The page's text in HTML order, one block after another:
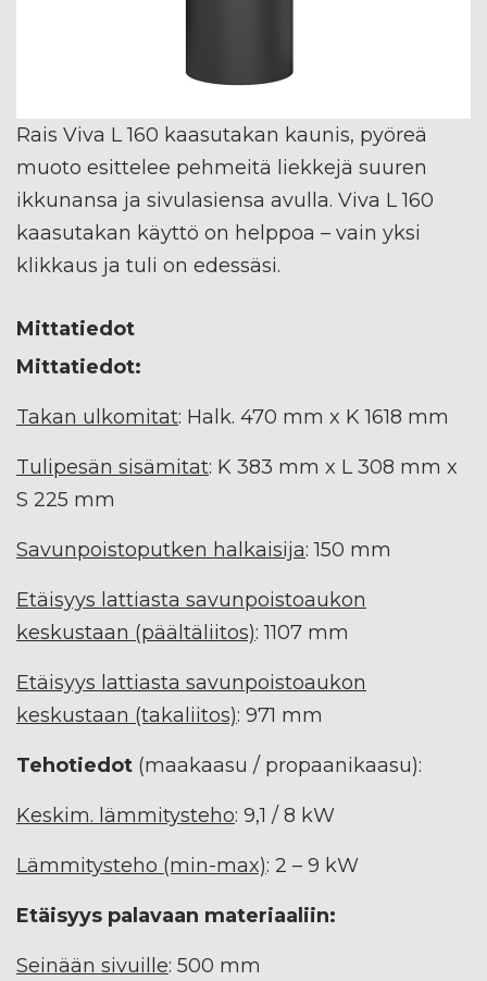
Rais Viva L 160 kaasutakan kaunis, pyöreä
muoto esittelee pehmeitä liekkejä suuren
ikkunansa ja sivulasiensa avulla. Viva L 160
kaasutakan käyttö on helppoa – vain yksi
klikkaus ja tuli on edessäsi.
Mittatiedot
Mittatiedot:
Takan ulkomitat: Halk. 470 mm x K 1618 mm
Tulipesän sisämitat: K 383 mm x L 308 mm x
S 225 mm
Savunpoistoputken halkaisija: 150 mm
Etäisyys lattiasta savunpoistoaukon
keskustaan (päältäliitos): 1107 mm
Etäisyys lattiasta savunpoistoaukon
keskustaan (takaliitos): 971 mm
Tehotiedot (maakaasu / propaanikaasu):
Keskim. lämmitysteho: 9,1 / 8 kW
Lämmitysteho (min-max): 2 – 9 kW
Etäisyys palavaan materiaaliin:
Seinään sivuille: 500 mm